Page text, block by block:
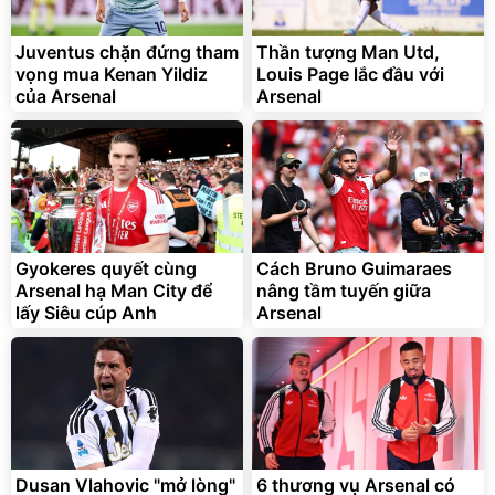
Bạt phủ xe ô tô cao cấp,
tráng nhôm 03 lớp
392.000đ
325.000đ
Đã bán nhiều
Xe đạp điện trợ lực G-
Force C14 gấp gọn bỏ cốp
tiện lợi
9.900.000đ
7.092.000đ
Đang xem nhiều
G-FORCE VIETNA
Juventus chặn đứng tham
vọng mua Kenan Yildiz
của Arsenal
Thần tượng Man Utd,
Louis Page lắc đầu với
Arsenal
Gyokeres quyết cùng
Arsenal hạ Man City để
lấy Siêu cúp Anh
Cách Bruno Guimaraes
nâng tầm tuyến giữa
Arsenal
Dusan Vlahovic "mở lòng" 6 thương vụ Arsenal có